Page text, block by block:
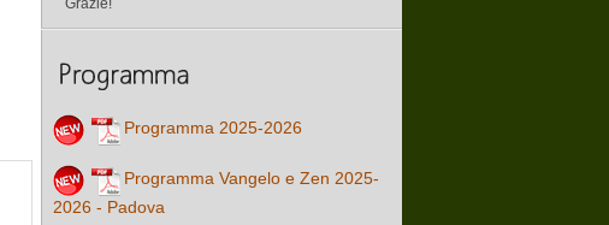
Grazie!
Programma 2025-2026
Programma Vangelo e Zen 2025-
2026 - Padova